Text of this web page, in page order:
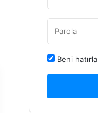
Beni hatırla